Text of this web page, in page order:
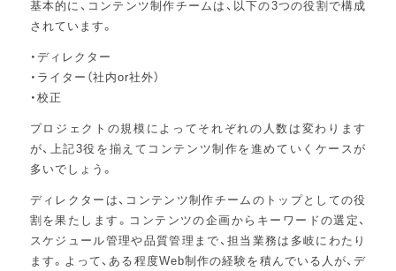
基本的に、コンテンツ制作チームは、以下の3つの役割で構成
されています。
・ディレクター
・ライター（社内or社外）
・校正
プロジェクトの規模によってそれぞれの人数は変わります
が、上記3役を揃えてコンテンツ制作を進めていくケースが
多いでしょう。
ディレクターは、コンテンツ制作チームのトップとしての役
割を果たします。コンテンツの企画からキーワードの選定、
スケジュール管理や品質管理まで、担当業務は多岐にわたり
ます。よって、ある程度Web制作の経験を積んでいる人が、デ